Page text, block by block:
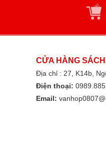
CỬA HÀNG
Địa chỉ : 27, K14b,
Điện thoại:
Email: